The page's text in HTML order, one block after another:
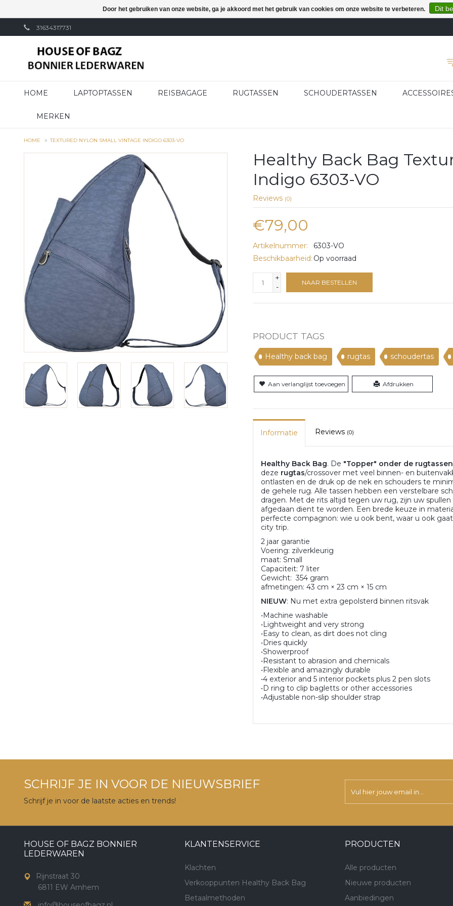
31634317731
HOME LAPTOPTASSEN REISBAGAGE RUGTASSEN SCHOUDERTASSEN
MERKEN
HOME TEXTURED NYLON SMALL VINTAGE INDIGO 6303-VO
Healthy Back Bag
Indigo 6303-VO
Reviews (0)
€79,00
Artikelnummer:
6303-VO
Beschikbaarheid: Op voorraad
+
-
NAAR BESTELLEN
PRODUCT TAGS
Healthy back bag rugtas schoudertas
Aan verlanglijst toevoegen Afdrukken
Informatie Reviews (0)
Healthy Back Bag. De "Topper" onder de rugtassen
deze rugtas/crossover met veel binnen- en
ontlasten en de druk op de nek en schouders te
de gehele rug. Alle tassen hebben een verstelbare
dragen. Met de rits altijd tegen uw rug, zijn uw
afgedaan dient te worden. Een brede keuze in
perfecte compagnon: wie u ook bent, waar u ook
city trip.
2 jaar garantie
Voering: zilverkleurig
maat: Small
Capaciteit: 7 liter
Gewicht: 354 gram
afmetingen: 43 cm × 23 cm × 15 cm
NIEUW: Nu met extra gepolsterd binnen ritsvak
•Machine washable
•Lightweight and very strong
•Easy to clean, as dirt does not cling
•Dries quickly
•Showerproof
•Resistant to abrasion and chemicals
•Flexible and amazingly durable
•4 exterior and 5 interior pockets plus 2 pen slots
•D ring to clip bagletts or other accessories
•Adjustable non-slip shoulder strap
SCHRIJF JE IN VOOR DE NIEUWSBRIEF
Schrijf je in voor de laatste acties en trends!
HOUSE OF BAGZ BONNIER
LEDERWAREN
Rijnstraat 30
6811 EW Arnhem
KLANTENSERVICE
Klachten
Verkooppunten Healthy Back Bag
Betaalmethoden
PRODUCTEN
Alle producten
Nieuwe producten
Aanbiedingen
Door het gebruiken van onze website, ga je akkoord met het gebruik van cookies om onze website te verbeteren. Dit